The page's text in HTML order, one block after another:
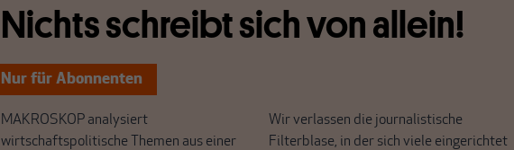
Nichts schreibt sich von allein!
Nur für Abonnenten
MAKROSKOP analysiert
wirtschaftspolitische Themen aus einer
Wir verlassen die journalistische
Filterblase, in der sich viele eingerichtet